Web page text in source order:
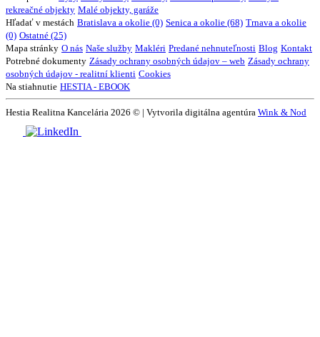
rekreačné objekty Malé objekty, garáže
Hľadať v mestách Bratislava a okolie (0) Senica a okolie (68) Trnava a okolie
(0) Ostatné (25)
Mapa stránky O nás Naše služby Makléri Predané nehnuteľnosti Blog Kontakt
Potrebné dokumenty Zásady ochrany osobných údajov – web Zásady ochrany
osobných údajov - realitní klienti Cookies
Na stiahnutie HESTIA - EBOOK
Hestia Realitna Kancelária 2026 © | Vytvorila digitálna agentúra Wink & Nod